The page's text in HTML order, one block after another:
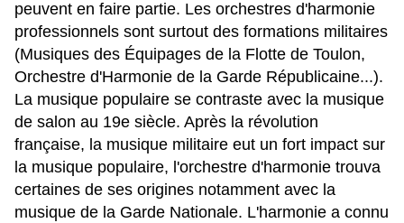
peuvent en faire partie. Les orchestres d'harmonie
professionnels sont surtout des formations militaires
(Musiques des Équipages de la Flotte de Toulon,
Orchestre d'Harmonie de la Garde Républicaine...).
La musique populaire se contraste avec la musique
de salon au 19e siècle. Après la révolution
française, la musique militaire eut un fort impact sur
la musique populaire, l'orchestre d'harmonie trouva
certaines de ses origines notamment avec la
musique de la Garde Nationale. L'harmonie a connu